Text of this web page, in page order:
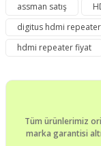
Görüş ve
Ürün resmi
Ürün
Bu ürüne
assman satış
digitus hdmi
hdmi repeater fiyat
Tüm ürünlerimiz
marka garantisi